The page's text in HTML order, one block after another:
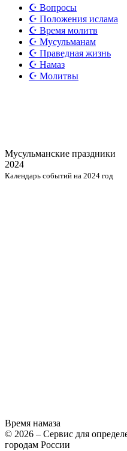
☪️ Вопросы
☪️ Положения ислама
☪️ Время молитв
☪️ Мусульманам
☪️ Праведная жизнь
☪️ Намаз
☪️ Молитвы
Мусульманские праздники
2024
Календарь событий на 2024 год
Время намаза
© 2026 – Сервис для
городам России